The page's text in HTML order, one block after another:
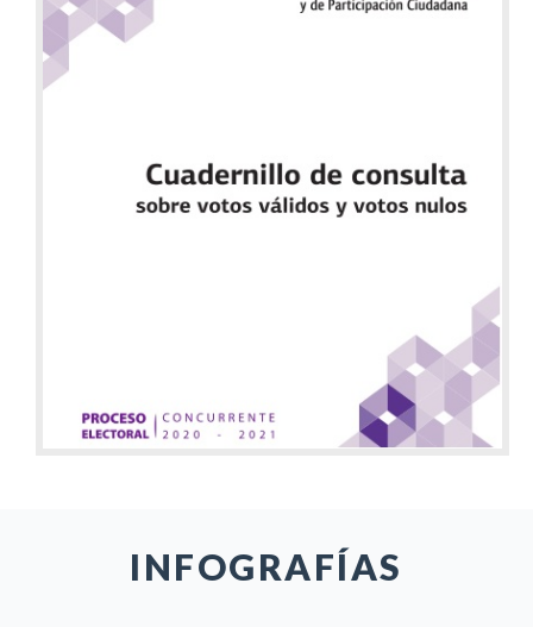
INFOGRAFÍAS